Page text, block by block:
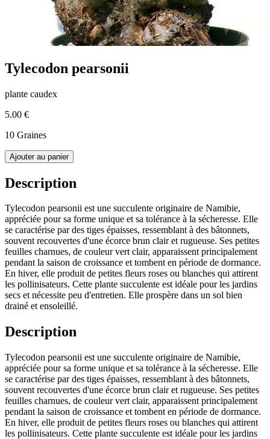
Tylecodon pearsonii
plante caudex
5.00 €
10 Graines
Ajouter au panier
Description
Tylecodon pearsonii est une succulente originaire de Namibie,
appréciée pour sa forme unique et sa tolérance à la sécheresse. Elle
se caractérise par des tiges épaisses, ressemblant à des bâtonnets,
souvent recouvertes d'une écorce brun clair et rugueuse. Ses petites
feuilles charnues, de couleur vert clair, apparaissent principalement
pendant la saison de croissance et tombent en période de dormance.
En hiver, elle produit de petites fleurs roses ou blanches qui attirent
les pollinisateurs. Cette plante succulente est idéale pour les jardins
secs et nécessite peu d'entretien. Elle prospère dans un sol bien
drainé et ensoleillé.
Description
Tylecodon pearsonii est une succulente originaire de Namibie,
appréciée pour sa forme unique et sa tolérance à la sécheresse. Elle
se caractérise par des tiges épaisses, ressemblant à des bâtonnets,
souvent recouvertes d'une écorce brun clair et rugueuse. Ses petites
feuilles charnues, de couleur vert clair, apparaissent principalement
pendant la saison de croissance et tombent en période de dormance.
En hiver, elle produit de petites fleurs roses ou blanches qui attirent
les pollinisateurs. Cette plante succulente est idéale pour les jardins